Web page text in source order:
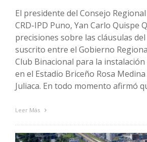
El presidente del Consejo
CRD-IPD Puno, Yan Carlo Quispe
precisiones sobre las cláusulas
suscrito entre el Gobierno
Club Binacional para la
en el Estadio Briceño Rosa
Juliaca. En todo momento afirmó
Leer Más